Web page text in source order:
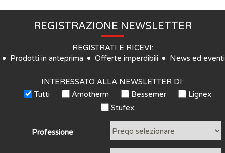
REGISTRAZIONE NEWSLETTER
REGISTRATI E RICEVI:
Prodotti in anteprima
Offerte imperdibili News ed eventi
INTERESSATO ALLA NEWSLETTER DI:
Tutti
Amotherm Bessemer
Lignex
Stufex
Professione